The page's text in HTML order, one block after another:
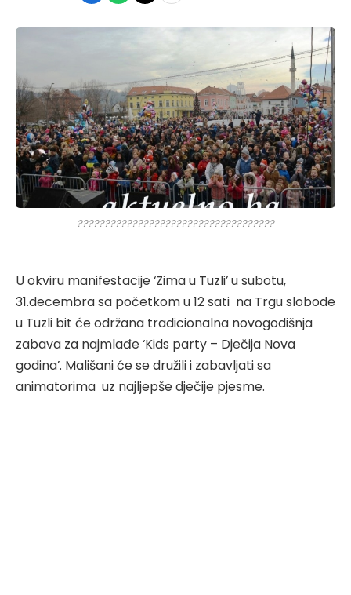
????????????????????????????????????
U okviru manifestacije ‘Zima u Tuzli’ u subotu,
31.decembra sa početkom u 12 sati na Trgu slobode
u Tuzli bit će održana tradicionalna novogodišnja
zabava za najmlađe ‘Kids party – Dječija Nova
godina’. Mališani će se družili i zabavljati sa
animatorima uz najljepše dječije pjesme.